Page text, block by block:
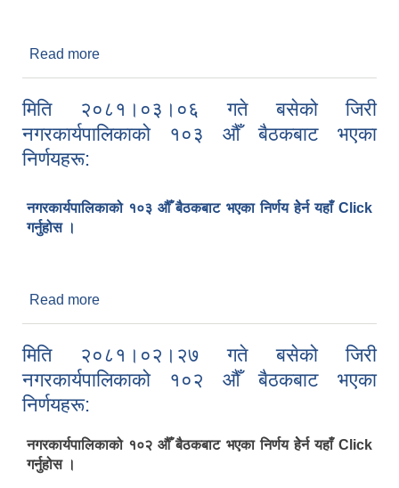
Read more
मिति २०८१।०३।०६ गते बसेको जिरी
नगरकार्यपालिकाको १०३ औँ बैठकबाट भएका
निर्णयहरू:
नगरकार्यपालिकाको १०३ औँ बैठकबाट भएका निर्णय हेेर्न यहाँ Click
गर्नुहोस ।
Read more
मिति २०८१।०२।२७ गते बसेको जिरी
नगरकार्यपालिकाको १०२ औँ बैठकबाट भएका
निर्णयहरू:
नगरकार्यपालिकाको १०२ औँ बैठकबाट भएका निर्णय हेेर्न यहाँ Click
गर्नुहोस ।